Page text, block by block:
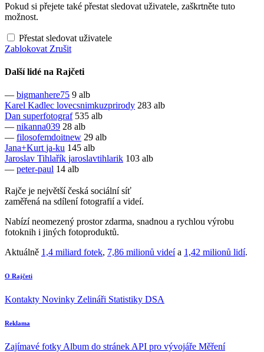
Pokud si přejete také přestat sledovat uživatele, zaškrtněte tuto
možnost.
Přestat sledovat uživatele
Zablokovat Zrušit
Další lidé na Rajčeti
— bigmanhere75 9 alb
Karel Kadlec lovecsnimkuzprirody 283 alb
Dan superfotograf 535 alb
— nikanna039 28 alb
— filosofemdoitnew 29 alb
Jana+Kurt ja-ku 145 alb
Jaroslav Tihlařík jaroslavtihlarik 103 alb
— peter-paul 14 alb
Rajče je největší česká sociální síť
zaměřená na sdílení fotografií a videí.
Nabízí neomezený prostor zdarma, snadnou a rychlou výrobu
fotoknih i jiných fotoproduktů.
Aktuálně 1,4 miliard fotek, 7,86 milionů videía 1,42 milionů lidí.
O Rajčeti
Kontakty Novinky Zelináři Statistiky DSA
Reklama
Zajímavé fotky Album do stránek API pro vývojáře Měření